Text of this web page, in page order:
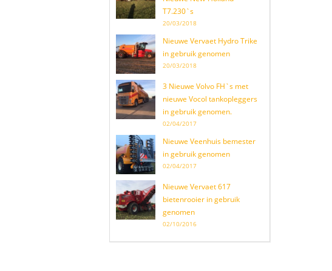
T7.230`s
20/03/2018
Nieuwe Vervaet Hydro Trike
in gebruik genomen
20/03/2018
3 Nieuwe Volvo FH`s met
nieuwe Vocol tankopleggers
in gebruik genomen.
02/04/2017
Nieuwe Veenhuis bemester
in gebruik genomen
02/04/2017
Nieuwe Vervaet 617
bietenrooier in gebruik
genomen
02/10/2016